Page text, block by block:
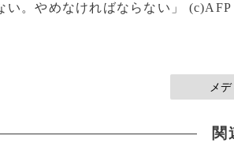
い。やめなければならない」 (c)AFP
メ
関